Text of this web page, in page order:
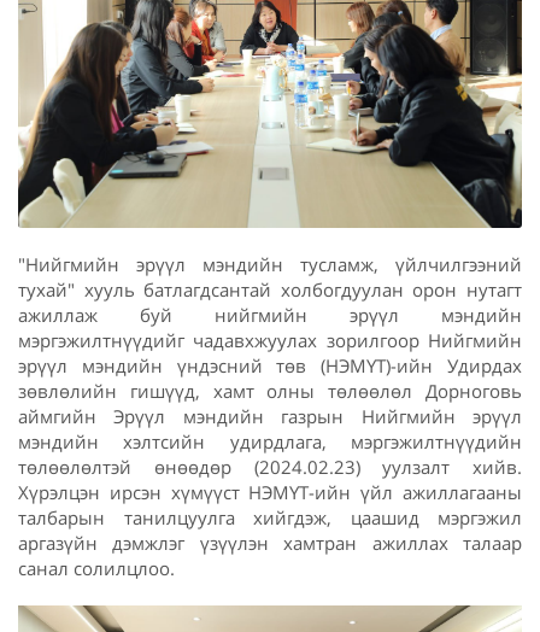
"Нийгмийн эрүүл мэндийн тусламж, үйлчилгээний
тухай" хууль батлагдсантай холбогдуулан орон нутагт
ажиллаж буй нийгмийн эрүүл мэндийн
мэргэжилтнүүдийг чадавхжуулах зорилгоор Нийгмийн
эрүүл мэндийн үндэсний төв (НЭМҮТ)-ийн Удирдах
зөвлөлийн гишүүд, хамт олны төлөөлөл Дорноговь
аймгийн Эрүүл мэндийн газрын Нийгмийн эрүүл
мэндийн хэлтсийн удирдлага, мэргэжилтнүүдийн
төлөөлөлтэй өнөөдөр (2024.02.23) уулзалт хийв.
Хүрэлцэн ирсэн хүмүүст НЭМҮТ-ийн үйл ажиллагааны
талбарын танилцуулга хийгдэж, цаашид мэргэжил
аргазүйн дэмжлэг үзүүлэн хамтран ажиллах талаар
санал солилцлоо.